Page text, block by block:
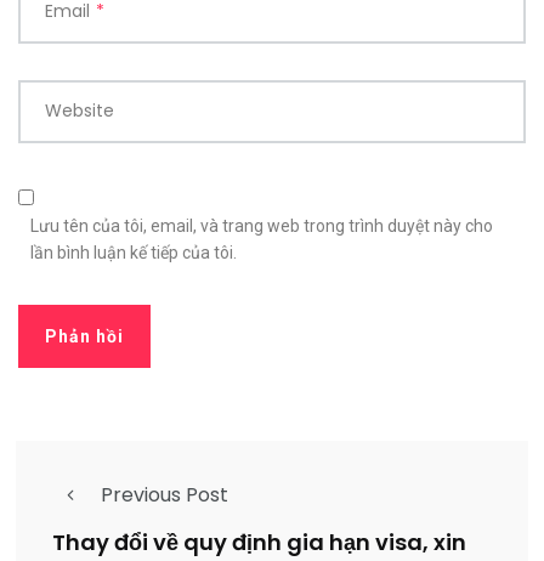
Email *
Website
Lưu tên của tôi, email, và trang web trong trình duyệt này cho
lần bình luận kế tiếp của tôi.
Previous Post
Thay đổi về quy định gia hạn visa, xin